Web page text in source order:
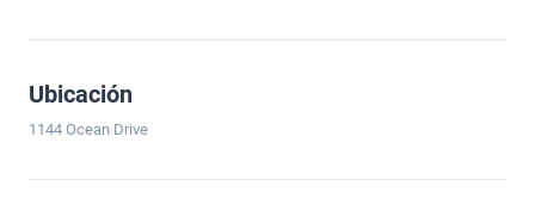
Ubicación
1144 Ocean Drive